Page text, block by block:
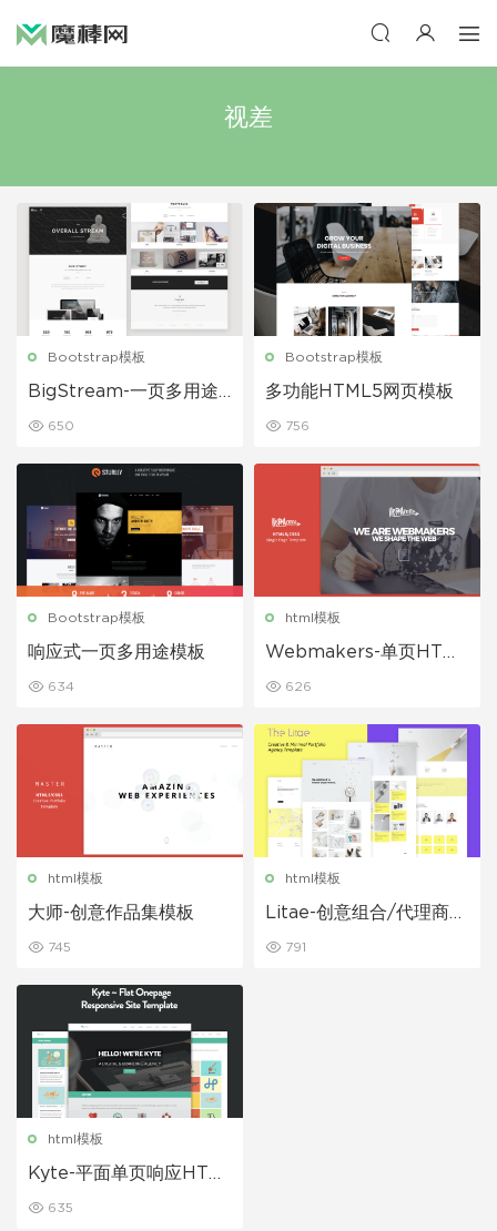
视差
Bootstrap模板
BigStream-一页多用途
650
Bootstrap模板
多功能HTML5网页模板
756
Bootstrap模板
响应式一页多用途模板
634
html模板
Webmakers-单页HTML
626
html模板
大师-创意作品集模板
745
html模板
Litae-创意组合/代理商模
791
html模板
Kyte-平面单页响应HTM
635